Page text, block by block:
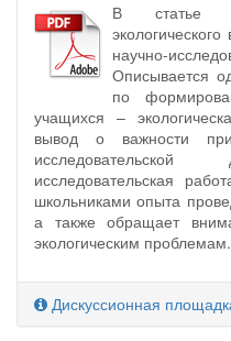
В статье
научно-
Описывается
по
учащихся –
вывод о важности
исследовательской
исследовательская
школьниками опыта
а также обращает
экологическим проблемам.
Дискуссионная